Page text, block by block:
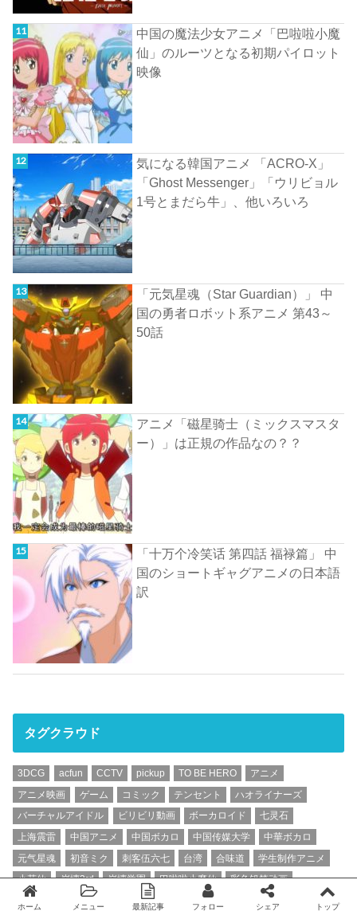
中国の魔法少女アニメ「巴啦啦小魔
仙」のルーツとなる初期パイロット
映像
気になる韓国アニメ 「ACRO-X」
「Ghost Messenger」「ウリビョル
1号とまだら牛」、他いろいろ
「元気星魂（Star Guardian）」 中
国の勇者ロボット系アニメ 第43～
50話
アニメ「磁星骑士（ミックスマスタ
ー）」は正規の作品なの？？
「十万个冷笑话 第四話 福禄篇」 中
国のショートギャグアニメの日本語
訳
タグクラウド
3DCG acfun CCTV pickup TO BE HERO
アニメ
アニメ映画
ゲーム コミック テンセント
ハオライナーズ
バーチャルアイドル
ビリビリ動画 ボーカロイド
七灵石
上海震雷
中国アニメ 中国ボカロ 中国传媒大学
中華ボカロ
元气星魂
初音ミク 刺客伍六七 台湾 合味道
学生制作アニメ
小花仙
崩壊3rd 崩壊学園 巴啦啦小魔仙
彩色铅笔动画
日中合作
日本語訳 東方 洛天依 罗小黑战记
ホーム メニュー 最新記事 フォロー シェア トップ
Twitter facebook